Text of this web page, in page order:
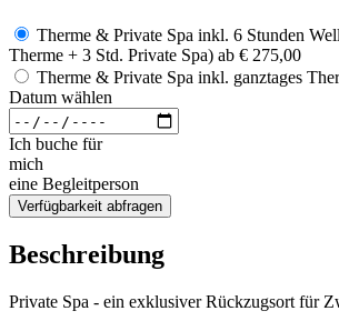
Therme & Private Spa inkl. 6 Stunden
Therme + 3 Std. Private Spa) ab € 275,00
Therme & Private Spa inkl. ganztages
Datum wählen
Ich buche für
mich
eine Begleitperson
Verfügbarkeit abfragen
Beschreibung
Private Spa - ein exklusiver Rückzugsort für